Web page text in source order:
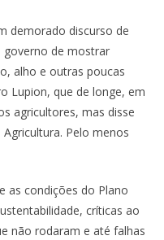
demorado discurso de
governo de mostrar
alho e outras poucas
Lupion, que de longe, em
agricultores, mas disse
Pelo menos
as condições do Plano
críticas ao
não rodaram e até falhas